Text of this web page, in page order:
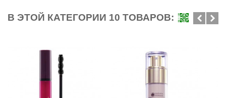
В ЭТОЙ КАТЕГОРИИ 10 ТОВАРОВ: